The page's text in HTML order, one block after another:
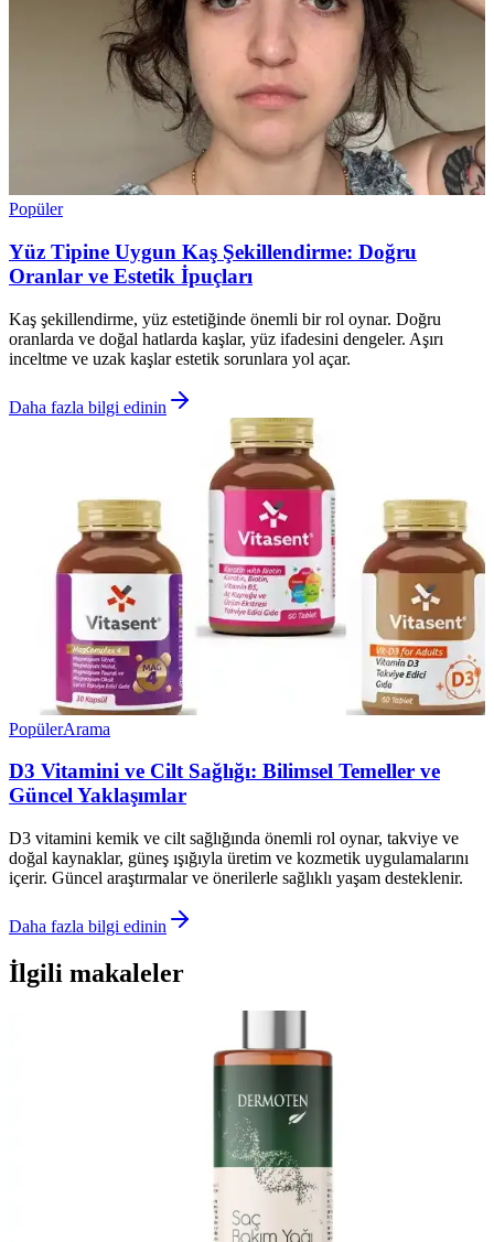
Popüler
Yüz Tipine Uygun Kaş Şekillendirme: Doğru
Oranlar ve Estetik İpuçları
Kaş şekillendirme, yüz estetiğinde önemli bir rol oynar. Doğru
oranlarda ve doğal hatlarda kaşlar, yüz ifadesini dengeler. Aşırı
inceltme ve uzak kaşlar estetik sorunlara yol açar.
Daha fazla bilgi edinin
PopülerArama
D3 Vitamini ve Cilt Sağlığı: Bilimsel Temeller ve
Güncel Yaklaşımlar
D3 vitamini kemik ve cilt sağlığında önemli rol oynar, takviye ve
doğal kaynaklar, güneş ışığıyla üretim ve kozmetik uygulamalarını
içerir. Güncel araştırmalar ve önerilerle sağlıklı yaşam desteklenir.
Daha fazla bilgi edinin
İlgili makaleler